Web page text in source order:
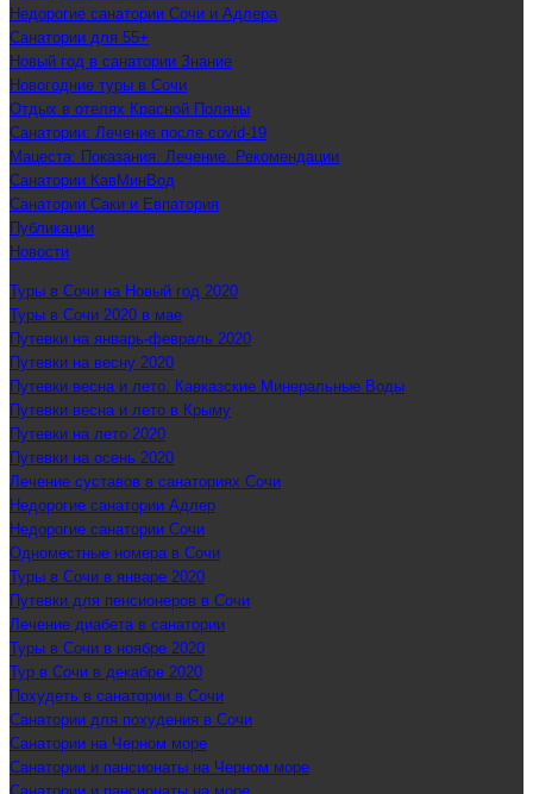
Недорогие санатории Сочи и Адлера
Санатории для 55+
Новый год в санатории Знание
Новогодние туры в Сочи
Отдых в отелях Красной Поляны
Санатории: Лечение после covid-19
Мацеста: Показания. Лечение. Рекомендации
Санатории КавМинВод
Санатории Саки и Евпатория
Публикации
Новости
Туры в Сочи на Новый год 2020
Туры в Сочи 2020 в мае
Путевки на январь-февраль 2020
Путевки на весну 2020
Путевки весна и лето. Кавказские Минеральные Воды
Путевки весна и лето в Крыму
Путевки на лето 2020
Путевки на осень 2020
Лечение суставов в санаториях Сочи
Недорогие санатории Адлер
Недорогие санатории Сочи
Одноместные номера в Сочи
Туры в Сочи в январе 2020
Путевки для пенсионеров в Сочи
Лечение диабета в санатории
Туры в Сочи в ноябре 2020
Тур в Сочи в декабре 2020
Похудеть в санатории в Сочи
Санатории для похудения в Сочи
Санатории на Черном море
Санатории и пансионаты на Черном море